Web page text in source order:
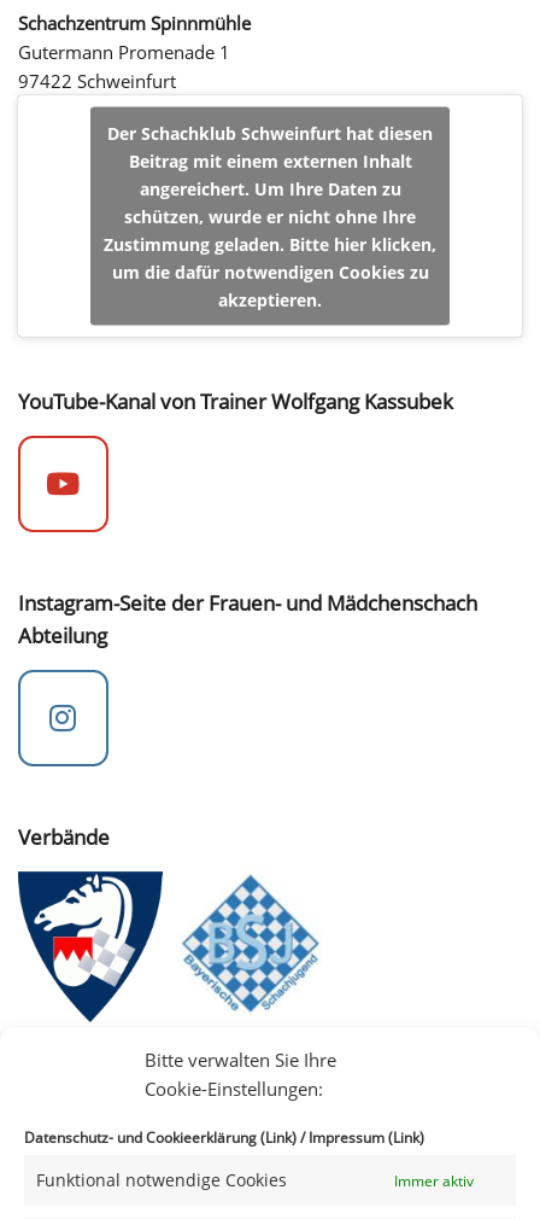
Bitte verwalten Sie Ihre
Cookie-Einstellungen:
Datenschutz- und Cookieerklärung (Link)/Impressum (Link)
Funktional notwendige Cookies Immer aktiv
Schachzentrum Spinnmühle
Gutermann Promenade 1
97422 Schweinfurt
Der Schachklub Schweinfurt hat diesen
Beitrag mit einem externen Inhalt
angereichert. Um Ihre Daten zu
schützen, wurde er nicht ohne Ihre
Zustimmung geladen. Bitte hier klicken,
um die dafür notwendigen Cookies zu
akzeptieren.
YouTube-Kanal von Trainer Wolfgang Kassubek
Instagram-Seite der Frauen- und Mädchenschach
Abteilung
Verbände